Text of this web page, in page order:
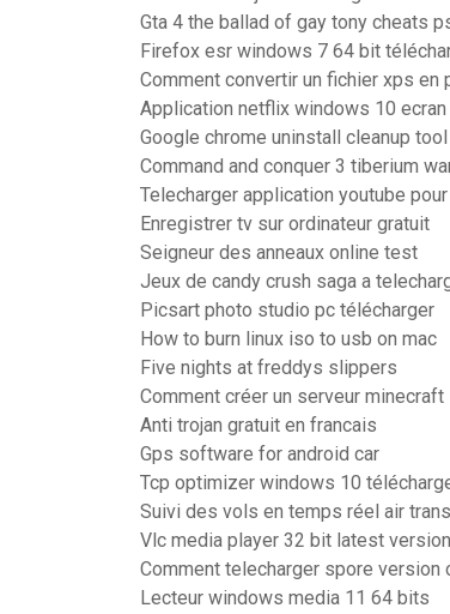
Gta 4 the ballad of gay tony cheats
Firefox esr windows 7 64 bit
Comment convertir un fichier xps en
Application netflix windows 10 ecran
Google chrome uninstall cleanup tool
Command and conquer 3 tiberium
Telecharger application youtube
Enregistrer tv sur ordinateur gratuit
Seigneur des anneaux online test
Jeux de candy crush saga a
Picsart photo studio pc télécharger
How to burn linux iso to usb on mac
Five nights at freddys slippers
Comment créer un serveur
Anti trojan gratuit en francais
Gps software for android car
Tcp optimizer windows 10
Suivi des vols en temps réel air
Vlc media player 32 bit latest
Comment telecharger spore version
Lecteur windows media 11 64 bits